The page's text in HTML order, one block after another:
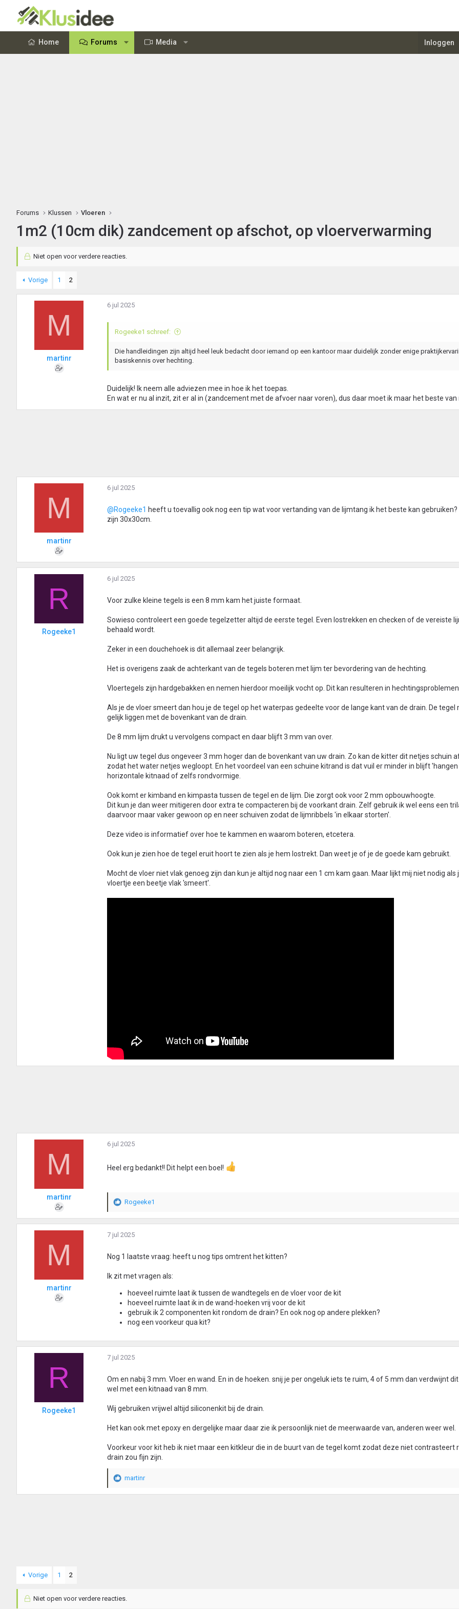
Home Forums Media Inloggen
Forums Klussen Vloeren
1m2 (10cm dik) zandcement op afschot, op vloerverwarming
Niet open voor verdere reacties.
Vorige 1 2
M
martinr
6 jul 2025
Rogeeke1 schreef:
Die handleidingen zijn altijd heel leuk bedacht door iemand op een kantoor maar duidelijk zonder enige
basiskennis over hechting.
Duidelijk! Ik neem alle adviezen mee in hoe ik het toepas.
En wat er nu al inzit, zit er al in (zandcement met de afvoer naar voren), dus daar moet ik maar het beste van
M
martinr
6 jul 2025
@Rogeeke1 heeft u toevallig ook nog een tip wat voor vertanding van de lijmtang ik het beste kan gebruiken?
zijn 30x30cm.
R
Rogeeke1
6 jul 2025
Voor zulke kleine tegels is een 8 mm kam het juiste formaat.
Sowieso controleert een goede tegelzetter altijd de eerste tegel. Even lostrekken en checken of de vereiste
behaald wordt.
Zeker in een douchehoek is dit allemaal zeer belangrijk.
Het is overigens zaak de achterkant van de tegels boteren met lijm ter bevordering van de hechting.
Vloertegels zijn hardgebakken en nemen hierdoor moeilijk vocht op. Dit kan resulteren in
Als je de vloer smeert dan hou je de tegel op het waterpas gedeelte voor de lange kant van de drain. De tegel
gelijk liggen met de bovenkant van de drain.
De 8 mm lijm drukt u vervolgens compact en daar blijft 3 mm van over.
Nu ligt uw tegel dus ongeveer 3 mm hoger dan de bovenkant van uw drain. Zo kan de kitter dit netjes schuin
zodat het water netjes wegloopt. En het voordeel van een schuine kitrand is dat vuil er minder in blijft
horizontale kitnaad of zelfs rondvormige.
Ook komt er kimband en kimpasta tussen de tegel en de lijm. Die zorgt ook voor 2 mm opbouwhoogte.
Dit kun je dan weer mitigeren door extra te compacteren bij de voorkant drain. Zelf gebruik ik wel eens een
daarvoor maar vaker gewoon op en neer schuiven zodat de lijmribbels 'in elkaar storten'.
Deze video is informatief over hoe te kammen en waarom boteren, etcetera.
Ook kun je zien hoe de tegel eruit hoort te zien als je hem lostrekt. Dan weet je of je de goede kam gebruikt.
Mocht de vloer niet vlak genoeg zijn dan kun je altijd nog naar een 1 cm kam gaan. Maar lijkt mij niet nodig als
vloertje een beetje vlak 'smeert'.
M
martinr
6 jul 2025
Heel erg bedankt!! Dit helpt een boel!
W
a
r
r
n
Rogeeke1
M
martinr
7 jul 2025
Nog 1 laatste vraag: heeft u nog tips omtrent het kitten?
Ik zit met vragen als:
hoeveel ruimte laat ik tussen de wandtegels en de vloer voor de kit
hoeveel ruimte laat ik in de wand-hoeken vrij voor de kit
gebruik ik 2 componenten kit rondom de drain? En ook nog op andere plekken?
nog een voorkeur qua kit?
R
Rogeeke1
7 jul 2025
Om en nabij 3 mm. Vloer en wand. En in de hoeken. snij je per ongeluk iets te ruim, 4 of 5 mm dan verdwijnt
wel met een kitnaad van 8 mm.
Wij gebruiken vrijwel altijd siliconenkit bij de drain.
Het kan ook met epoxy en dergelijke maar daar zie ik persoonlijk niet de meerwaarde van, anderen weer wel.
Voorkeur voor kit heb ik niet maar een kitkleur die in de buurt van de tegel komt zodat deze niet contrasteert
drain zou fijn zijn.
W
martinr
Vorige 1 2
Niet open voor verdere reacties.